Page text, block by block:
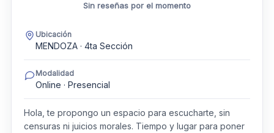
Sin reseñas por el momento
Ubicación
MENDOZA · 4ta Sección
Modalidad
Online · Presencial
Hola, te propongo un espacio para escucharte, sin
censuras ni juicios morales. Tiempo y lugar para poner